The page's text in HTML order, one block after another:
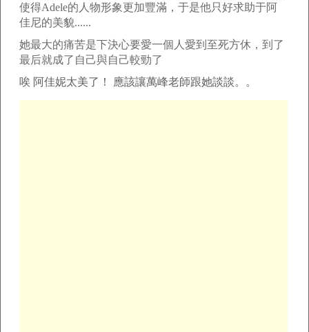
使得Adele的人物形象更加豐滿，于是他只好求助于阿
佳尼的美貌......
她最大的痛苦是下決心要愛一個人愛到至死方休，到了
最后就成了自己與自己較勁了
唉 阿佳妮太美了！ 應該讓萬峰老師跟她談談。。